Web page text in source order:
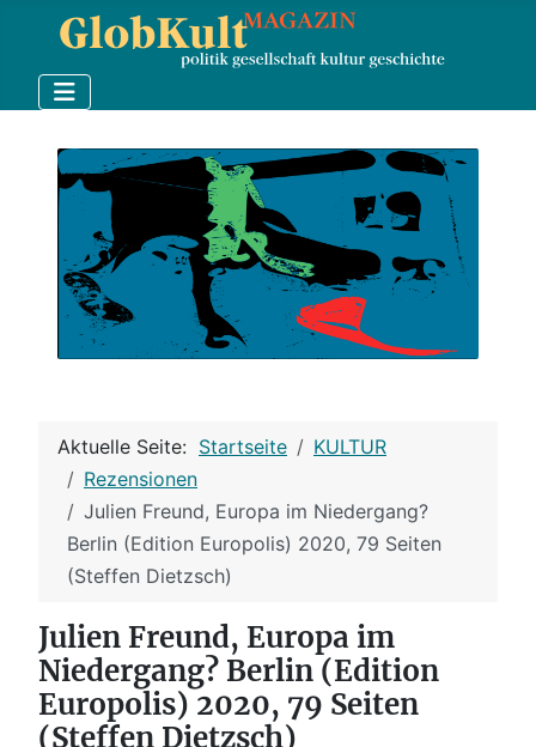
Aktuelle Seite: Startseite
KULTUR
Rezensionen
Julien Freund, Europa im Niedergang?
Berlin (Edition Europolis) 2020, 79 Seiten
(Steffen Dietzsch)
Julien Freund, Europa im
Niedergang? Berlin (Edition
Europolis) 2020, 79 Seiten
(Steffen Dietzsch)